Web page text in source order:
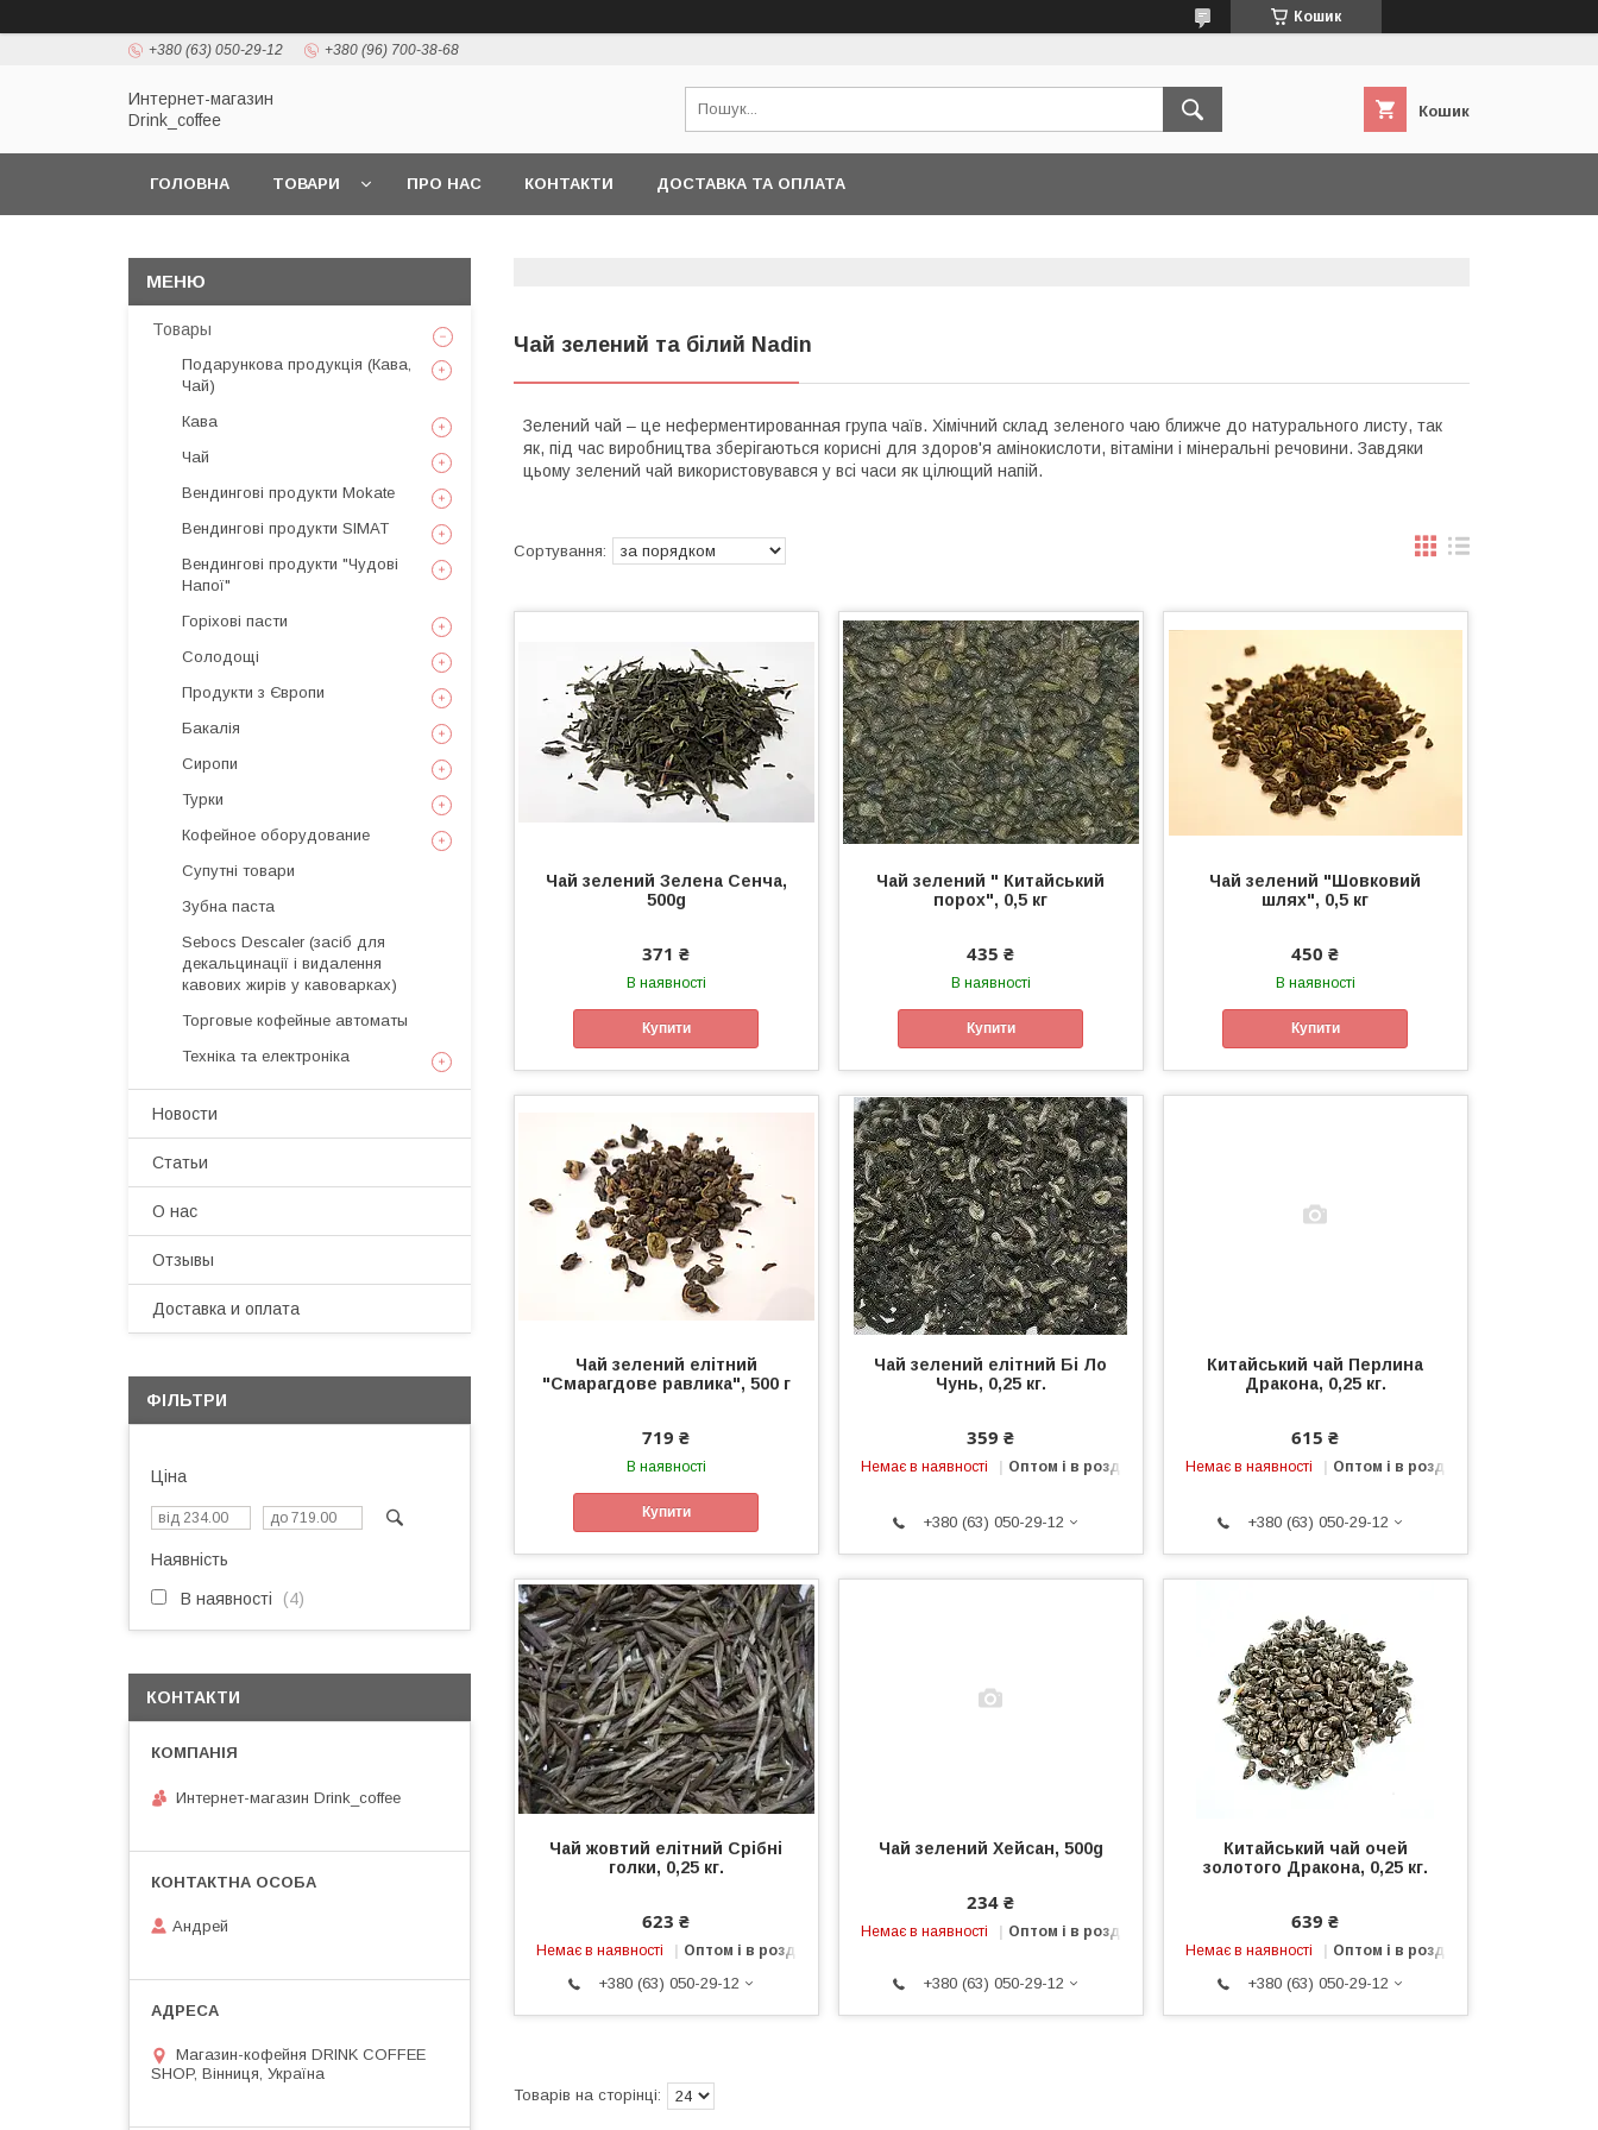
Кошик
+380 (63) 050-29-12 +380 (96) 700-38-68
Интернет-магазин
Drink_coffee
Кошик
ГОЛОВНА ТОВАРИ ПРО НАС КОНТАКТИ ДОСТАВКА ТА ОПЛАТА
Чай зелений та білий Nadin
Зелений чай – це неферментированная група чаїв. Хімічний склад зеленого чаю ближче до натурального листу, так
як, під час виробництва зберігаються корисні для здоров'я амінокислоти, вітаміни і мінеральні речовини. Завдяки
цьому зелений чай використовувався у всі часи як цілющий напій.
Чай зелений Зелена Сенча,
500g
371 ₴
В наявності
Купити
Чай зелений " Китайський
порох", 0,5 кг
435 ₴
В наявності
Купити
Чай зелений "Шовковий
шлях", 0,5 кг
450 ₴
В наявності
Купити
Чай зелений елітний
"Смарагдове равлика", 500 г
719 ₴
В наявності
Купити
Чай зелений елітний Бі Ло
Чунь, 0,25 кг.
359 ₴
Немає в наявності Оптом і в роздріб
+380 (63) 050-29-12
Китайський чай Перлина
Дракона, 0,25 кг.
615 ₴
Немає в наявності Оптом і в роздріб
+380 (63) 050-29-12
Чай жовтий елітний Срібні
голки, 0,25 кг.
623 ₴
Немає в наявності Оптом і в роздріб
+380 (63) 050-29-12
Чай зелений Хейсан, 500g
234 ₴
Немає в наявності Оптом і в роздріб
+380 (63) 050-29-12
Китайський чай очей
золотого Дракона, 0,25 кг.
639 ₴
Немає в наявності Оптом і в роздріб
+380 (63) 050-29-12
Товары
Подарункова продукція (Кава,
Чай)
Кава
Чай
Вендингові продукти Mokate
Вендингові продукти SIMAT
Вендингові продукти "Чудові
Напої"
Горіхові пасти
Солодощі
Продукти з Європи
Бакалія
Сиропи
Турки
Кофейное оборудование
Супутні товари
Зубна паста
Sebocs Descaler (засіб для
декальцинації і видалення
кавових жирів у кавоварках)
Торговые кофейные автоматы
Техніка та електроніка
Новости
Статьи
О нас
Отзывы
Доставка и оплата
ФІЛЬТРИ
Ціна
Наявність
В наявності 4
КОНТАКТИ
Интернет-магазин Drink_coffee
Андрей
Магазин-кофейня DRINK COFFEE
SHOP, Вінниця, Україна